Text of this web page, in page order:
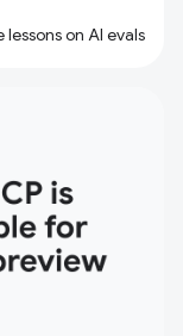
on AI evals.